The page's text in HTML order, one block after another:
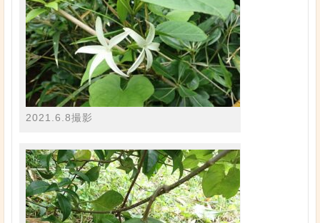
2021.6.8撮影